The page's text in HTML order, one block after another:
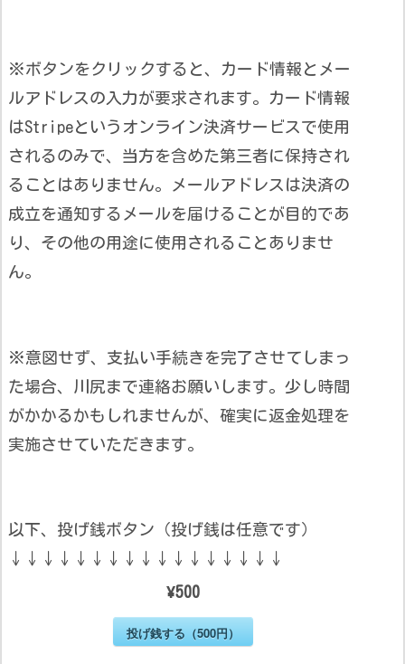
※ボタンをクリックすると、カード情報とメー
ルアドレスの入力が要求されます。カード情報
はStripeというオンライン決済サービスで使用
されるのみで、当方を含めた第三者に保持され
ることはありません。メールアドレスは決済の
成立を通知するメールを届けることが目的であ
り、その他の用途に使用されることありませ
ん。
※意図せず、支払い手続きを完了させてしまっ
た場合、川尻まで連絡お願いします。少し時間
がかかるかもしれませんが、確実に返金処理を
実施させていただきます。
以下、投げ銭ボタン（投げ銭は任意です）
↓↓↓↓↓↓↓↓↓↓↓↓↓↓↓↓↓
¥500
投げ銭する（500円）